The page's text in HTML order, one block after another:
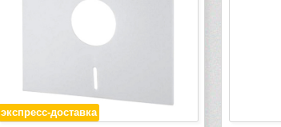
экспресс-доставка